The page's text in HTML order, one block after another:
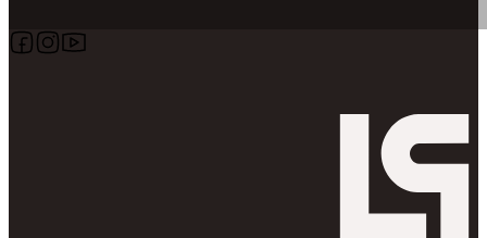
Follow us on Facebook
Follow us on Instagram